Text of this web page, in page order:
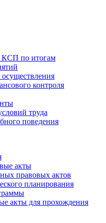
КСП по итогам
контроля
труда
поведения
акты
правовых актов
планирования
акты для прохождения